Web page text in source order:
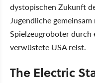
dystopischen Zukunft
Jugendliche
Spielzeugroboter durch
verwüstete USA reist.
The Electric